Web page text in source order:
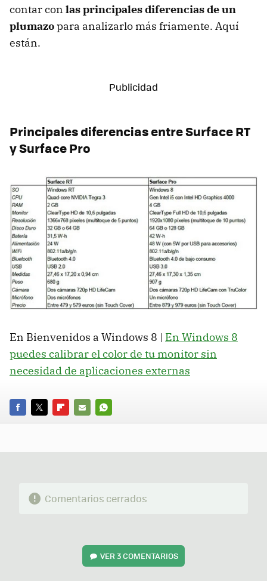
contar con las principales diferencias de un
plumazopara analizarlo más friamente. Aquí
están.
Principales diferencias entre Surface RT
y Surface Pro
En Bienvenidos a Windows 8 | En Windows 8
puedes calibrar el color de tu monitor sin
necesidad de aplicaciones externas
FACEBOOK
TWITTERFLIPBOARD
E-
WHATSAPP
Comentarios cerrados
VER3 COMENTARIOS